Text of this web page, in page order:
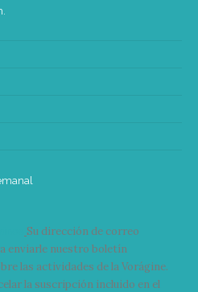
Su dirección de correo
enviarle nuestro boletín
las actividades de la Vorágine.
la suscripción incluido en el